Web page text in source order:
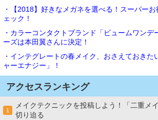
・【2018】好きなメガネを選べる！スーパー
ェック！
・カラーコンタクトブランド「ビュームワンデ
ーズは本田翼さんに決定！
・インテグレートの春メイク、おさえておきた
ャーエナジー」！
アクセスランキング
1
メイクテクニックを投稿しよう！「二重メ
切り迫る